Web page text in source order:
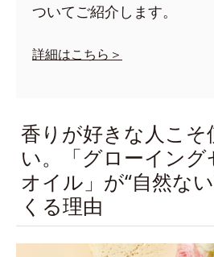
ついてご紹介します。
詳細はこちら＞
香りが好きな人こそ
い。「グローイング
オイル」が“自然な
くる理由